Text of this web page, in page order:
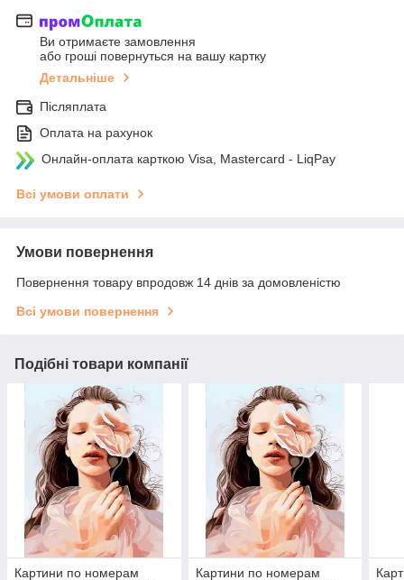
Ви отримаєте замовлення
або гроші повернуться на вашу картку
Детальніше
Післяплата
Оплата на рахунок
Онлайн-оплата карткою Visa, Mastercard - LiqPay
Всі умови оплати
Умови повернення
Повернення товару впродовж 14 днів за домовленістю
Всі умови повернення
Подібні товари компанії
Картини по номерам
Картини по номерам